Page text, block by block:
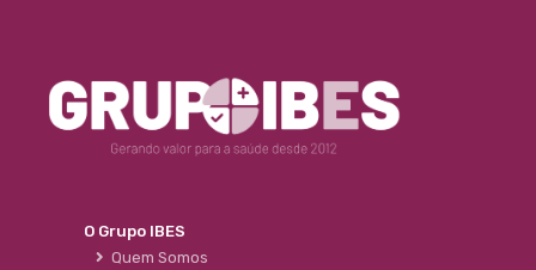
O Grupo IBES
Quem Somos